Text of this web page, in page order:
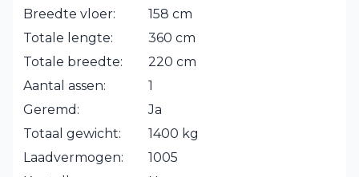
Breedte vloer:
158 cm
Totale lengte:
360 cm
Totale breedte:
220 cm
Aantal assen:
1
Geremd:
Ja
Totaal gewicht:
1400 kg
Laadvermogen:
1005